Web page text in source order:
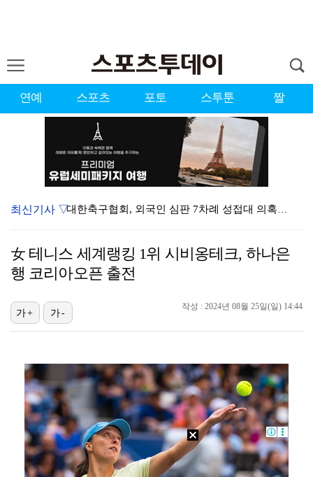
연예 스포츠 포토 스투툰 짤
대한축구협회, 외국인 심판 7차례 성접대 의혹…이 기간…
3승 사냥 시동 건 서교림 "샷·퍼트 만족스러워…좋은 …
박지훈, 9월 잠실실내체육관서 앙코르 콘서트 개최
"기분 맞춰주려고" 축구협회, 외국인 심판 성접대 의혹…
폭로자 "황정민, 본인 말에 책임져야…내가 사생활에 초…
'주장 완장' 김민재, 한국 떠나기 전 뮌헨 동료들에게…
방은희, 6년 지나도 생생한 母 고독사 아픔…끝내 오열…
최신기사 ▽
女 테니스 세계랭킹 1위 시비옹테크, 하나은
행 코리아오픈 출전
작성 : 2024년 08월 25일(일) 14:44
가+ 가-